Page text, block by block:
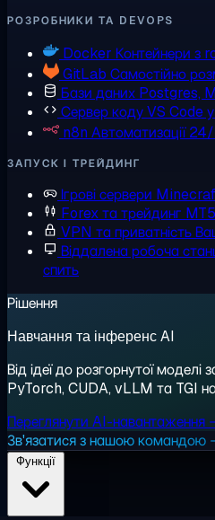
РОЗРОБНИКИ ТА DEVOPS
Docker Контейнери з
GitLab Самостійно
Бази даних Postgres,
Сервер кодуVS Code
n8n Автоматизації
ЗАПУСК І ТРЕЙДИНГ
Ігрові сервери
Forex та трейдинг
VPN та приватність
Віддалена робоча
спить
Рішення
Навчання та інференс AI
Від ідеї до розгорнутої моделі
PyTorch, CUDA, vLLM та TGI
Переглянути AI-навантаження
Зв'язатися з нашою командою